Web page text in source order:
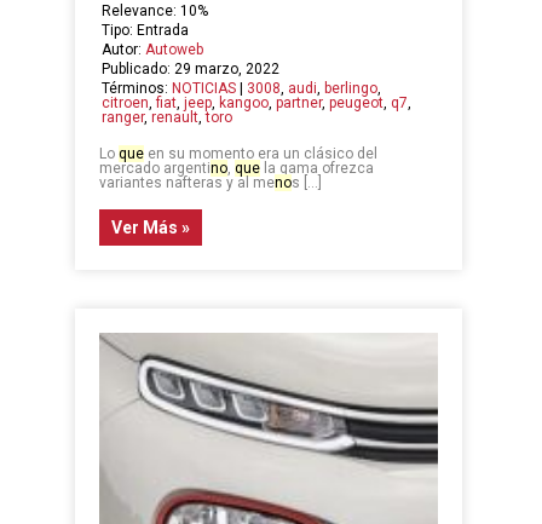
Relevance: 10%
Tipo: Entrada
Autor: Autoweb
Publicado: 29 marzo, 2022
Términos:NOTICIAS | 3008 audi berlingo
citroen ,fiat ,jeep kangoo ,partner,peugeot q7
ranger,renault ,toro
Loque en su momento era un clásico del
mercado argentino ,que la gama ofrezca
variantes nafteras y al menos […]
Ver Más »